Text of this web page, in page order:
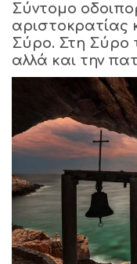
Σύντομο
αριστοκρατίας
Σύρο. Στη
αλλά και την